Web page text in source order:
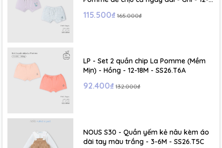
115.500₫ 165.000₫
LP - Set 2 quần chip La Pomme (Mềm
Mịn) - Hồng - 12-18M - SS26.T6A
92.400₫ 132.000₫
NOUS S30 - Quần yếm kẻ nâu kèm áo
dài tay màu trắng - 3-6M - SS26.T5C